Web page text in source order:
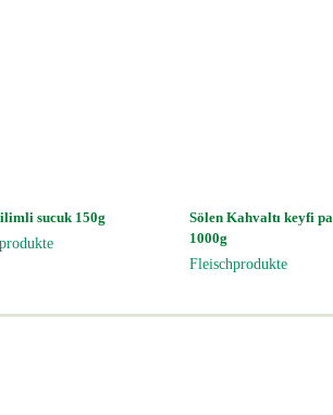
sucuk 150g
Sölen Kahvaltı keyfi
1000g
Fleischprodukte